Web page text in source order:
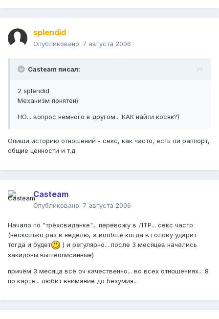
splendid
Опубликовано: 7 августа 2006
Casteam писал:
2 splendid
Механизм понятен)
НО... вопрос немного в другом... КАК найти косяк?)
Опиши историю отношений - секс, как часто, есть ли раппорт,
общие ценности и т.д.
Casteam
Опубликовано: 7 августа 2006
Начало по "трёхсвиданке"... перевожу в ЛТР... секс часто
(несколько раз в неделю, а вообще когда в голову ударит
тогда и будет
) и регулярно... после 3 месяцев начались
закидоны вышеописанные)
причём 3 месяца всё оч качественно... во всех отношениях... 8
по карте... любит внимание до безумия...